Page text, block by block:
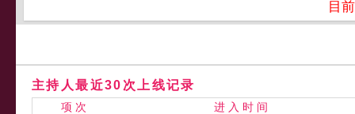
目
主持人最近30次上线记录
项 次 进 入 时 间